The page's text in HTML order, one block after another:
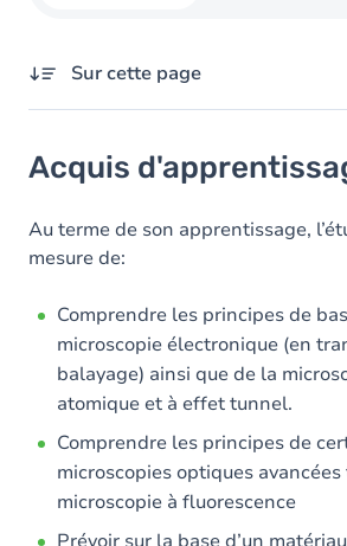
Sur cette page
Objectifs
Contenu
Exercices
Acquis
Au terme de son apprentissage,
mesure de:
Comprendre les principes de
microscopie électronique (en
balayage) ainsi que de la
atomique et à effet tunnel.
Comprendre les principes de
microscopies optiques
microscopie à fluorescence